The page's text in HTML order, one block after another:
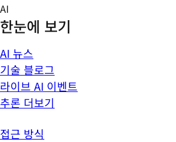
Skip
to
content
AI
한눈에 보기
AI 뉴스
기술 블로그
라이브 AI 이벤트
추론 더보기
접근 방식